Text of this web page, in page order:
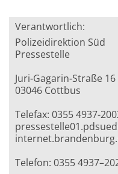
Verantwortlich:
Polizeidirektion Süd
Pressestelle
Juri-Gagarin-Straße 16
03046 Cottbus
Telefax: 0355 4937-
Telefon: 0355